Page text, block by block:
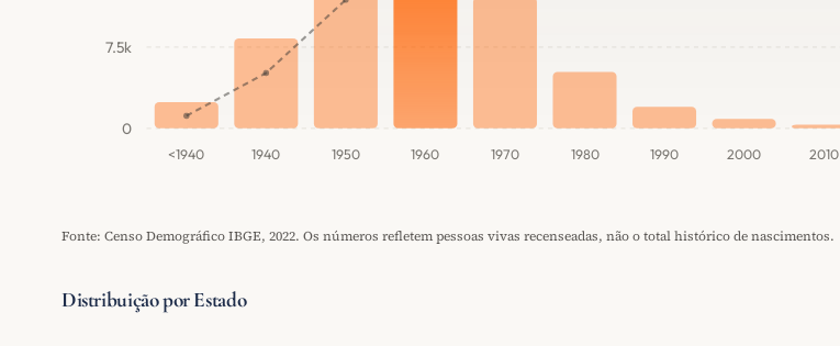
0
7.5k
<1940 1940 1950 1960 1970 1980 1990 2000 2010
Fonte: Censo Demográfico IBGE, 2022. Os números refletem pessoas vivas recenseadas, não o total histórico de nascimentos.
Distribuição por Estado